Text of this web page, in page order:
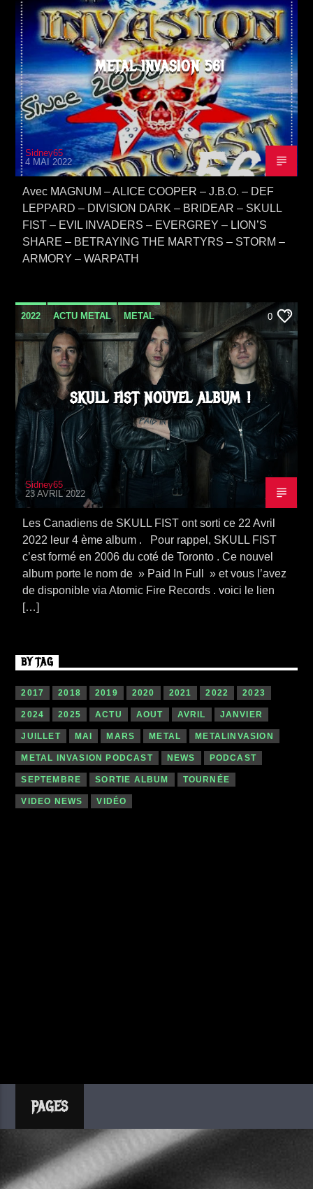
METAL INVASION 561
Sidney65
4 MAI 2022
Avec MAGNUM – ALICE COOPER – J.B.O. – DEF
LEPPARD – DIVISION DARK – BRIDEAR – SKULL
FIST – EVIL INVADERS – EVERGREY – LION’S
SHARE – BETRAYING THE MARTYRS – STORM –
ARMORY – WARPATH
2022 ACTU METAL METAL
SORTIE ALBUM VIDEO STORIES
0
SKULL FIST NOUVEL ALBUM !
Sidney65
23 AVRIL 2022
Les Canadiens de SKULL FIST ont sorti ce 22 Avril
2022 leur 4 ème album . Pour rappel, SKULL FIST
c’est formé en 2006 du coté de Toronto . Ce nouvel
album porte le nom de » Paid In Full » et vous l’avez
de disponible via Atomic Fire Records . voici le lien
[…]
BY TAG
2017 2018 2019 2020 2021 2022 2023
2024 2025 ACTU AOUT AVRIL JANVIER
JUILLET MAI MARS METAL METALINVASION
METAL INVASION PODCAST NEWS PODCAST
SEPTEMBRE SORTIE ALBUM TOURNÉE
VIDEO NEWS VIDÉO
PAGES